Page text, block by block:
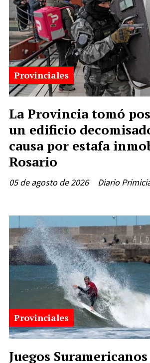
La Provincia tomó
un edificio
causa por estafa
Rosario
Diario
Provinciales
05 de agosto de 2026
Juegos
Provinciales